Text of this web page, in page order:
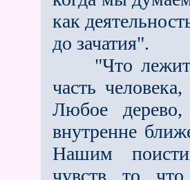
как
до зачатия".
"Что лежит
часть
Любое
внутренне
Нашим
чувств, то,